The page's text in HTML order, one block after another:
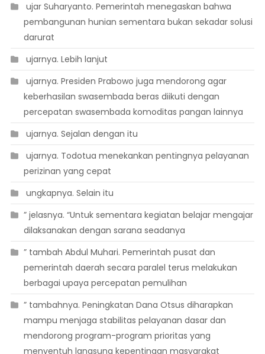
 ujar Suharyanto. Pemerintah menegaskan bahwa
pembangunan hunian sementara bukan sekadar solusi
darurat
 ujarnya. Lebih lanjut
 ujarnya. Presiden Prabowo juga mendorong agar
keberhasilan swasembada beras diikuti dengan
percepatan swasembada komoditas pangan lainnya
 ujarnya. Sejalan dengan itu
 ujarnya. Todotua menekankan pentingnya pelayanan
perizinan yang cepat
 ungkapnya. Selain itu
” jelasnya. “Untuk sementara kegiatan belajar mengajar
dilaksanakan dengan sarana seadanya
” tambah Abdul Muhari. Pemerintah pusat dan
pemerintah daerah secara paralel terus melakukan
berbagai upaya percepatan pemulihan
” tambahnya. Peningkatan Dana Otsus diharapkan
mampu menjaga stabilitas pelayanan dasar dan
mendorong program-program prioritas yang
menyentuh langsung kepentingan masyarakat